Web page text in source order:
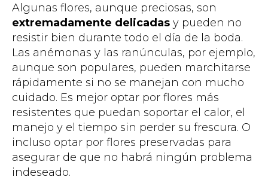
Algunas flores, aunque preciosas, son
extremadamente delicadas y pueden no
resistir bien durante todo el día de la boda.
Las anémonas y las ranúnculas, por ejemplo,
aunque son populares, pueden marchitarse
rápidamente si no se manejan con mucho
cuidado. Es mejor optar por flores más
resistentes que puedan soportar el calor, el
manejo y el tiempo sin perder su frescura. O
incluso optar por flores preservadas para
asegurar de que no habrá ningún problema
indeseado.